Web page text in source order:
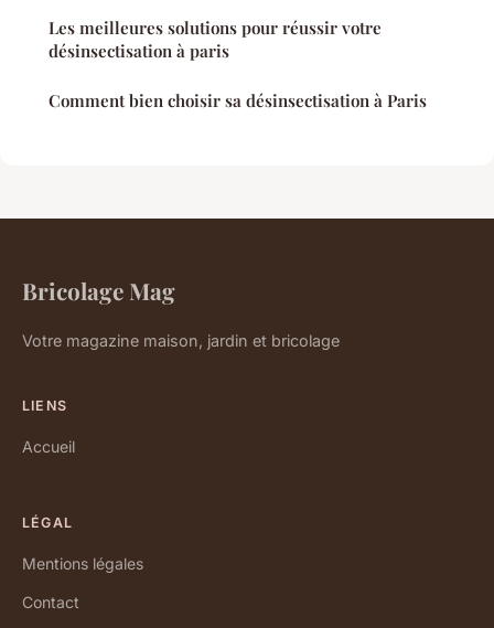
Les meilleures solutions pour réussir votre
désinsectisation à paris
Comment bien choisir sa désinsectisation à Paris
Bricolage Mag
Votre magazine maison, jardin et bricolage
LIENS
Accueil
LÉGAL
Mentions légales
Contact